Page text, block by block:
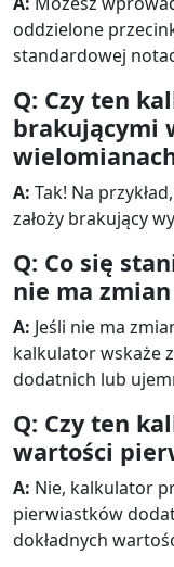
oddzielone
standardowej
Q: Czy ten
brakującymi
A: Tak! Na
założy brakujący
Q: Co się
nie ma
A: Jeśli nie ma
kalkulator wskaże
dodatnich lub
Q: Czy ten
wartości
A: Nie, kalkulator
pierwiastków
dokładnych